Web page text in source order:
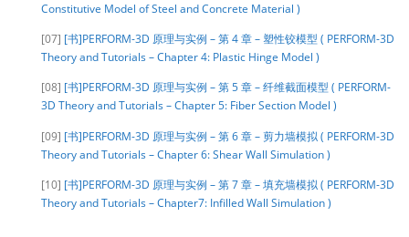
Constitutive Model of Steel and Concrete Material )
[07] [书]PERFORM-3D 原理与实例 – 第 4 章 – 塑性铰模型 ( PERFORM-3D
Theory and Tutorials – Chapter 4: Plastic Hinge Model )
[08] [书]PERFORM-3D 原理与实例 – 第 5 章 – 纤维截面模型 ( PERFORM-
3D Theory and Tutorials – Chapter 5: Fiber Section Model )
[09] [书]PERFORM-3D 原理与实例 – 第 6 章 – 剪力墙模拟 ( PERFORM-3D
Theory and Tutorials – Chapter 6: Shear Wall Simulation )
[10] [书]PERFORM-3D 原理与实例 – 第 7 章 – 填充墙模拟 ( PERFORM-3D
Theory and Tutorials – Chapter7: Infilled Wall Simulation )